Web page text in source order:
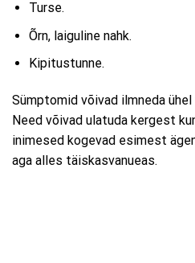
Turse.
Õrn, laiguline nahk.
Kipitustunne.
Sümptomid võivad ilmneda
Need võivad ulatuda kergest
inimesed kogevad esimest
aga alles täiskasvanueas.